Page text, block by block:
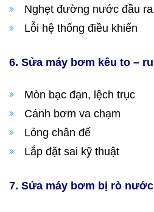
Nghẹt đường nước đầu ra
Lỗi hệ thống điều khiển
6. Sửa máy bơm kêu to –
Mòn bạc đạn, lệch trục
Cánh bơm va chạm
Lỏng chân đế
Lắp đặt sai kỹ thuật
7. Sửa máy bơm bị rò nước